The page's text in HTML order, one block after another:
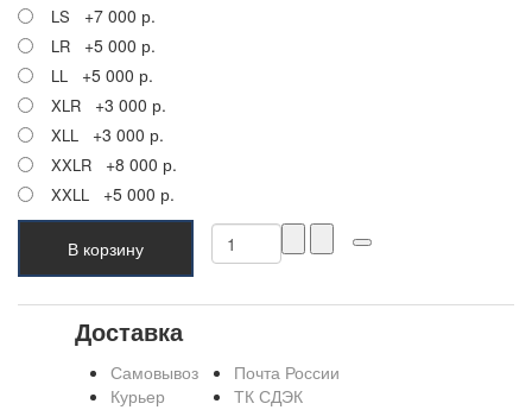
LS +7 000 р.
LR +5 000 р.
LL +5 000 р.
XLR +3 000 р.
XLL +3 000 р.
XXLR +8 000 р.
XXLL +5 000 р.
В корзину
Доставка
Самовывоз
Курьер
Почта России
ТК СДЭК